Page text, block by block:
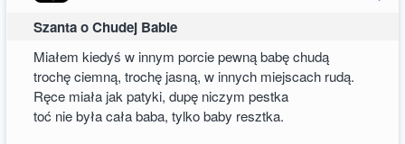
Szanta o Chudej Babie
Miałem kiedyś w innym porcie pewną babę chudą
trochę ciemną, trochę jasną, w innych miejscach rudą.
Ręce miała jak patyki, dupę niczym pestka
toć nie była cała baba, tylko baby resztka.